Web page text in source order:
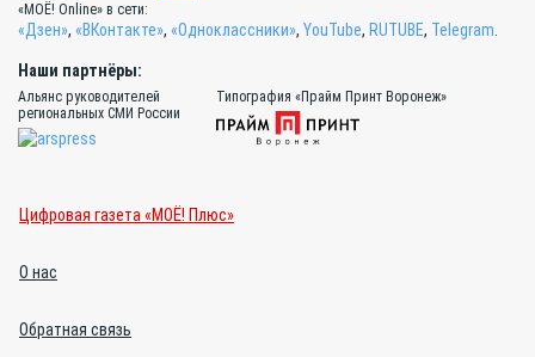
«МОЁ! Online» в сети:
«Дзен», «ВКонтакте», «Одноклассники», YouTube, RUTUBE, Telegram
Наши партнёры:
Альянс руководителей
региональных СМИ России
Типография «Прайм Принт Воронеж»
Цифровая газета «МОЁ! Плюс»
О нас
Обратная связь